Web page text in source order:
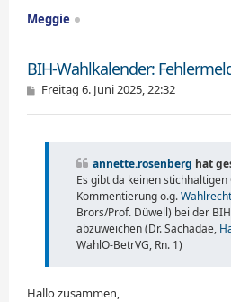
Meggie
BIH-Wahlkalender:
B
i
Freitag 6. Juni 2025, 22:32
annette.rosenberg hat
Es gibt da keinen
Kommentierung o.g.
Brors/Prof. Düwell) bei der
abzuweichen (Dr. Sachadae,
WahlO-BetrVG, Rn. 1)
Hallo zusammen,